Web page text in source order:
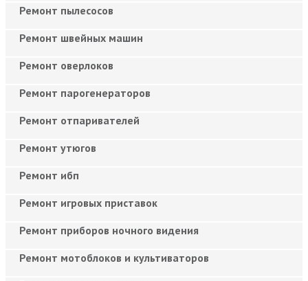
Ремонт пылесосов
Ремонт швейных машин
Ремонт оверлоков
Ремонт парогенераторов
Ремонт отпаривателей
Ремонт утюгов
Ремонт ибп
Ремонт игровых приставок
Ремонт приборов ночного видения
Ремонт мотоблоков и культиваторов